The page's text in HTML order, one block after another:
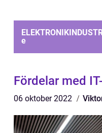
e
Fördelar med
06 oktober 2022